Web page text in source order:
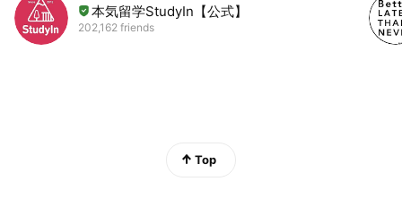
本気留学StudyIn【公式】
202,162 friends
Top